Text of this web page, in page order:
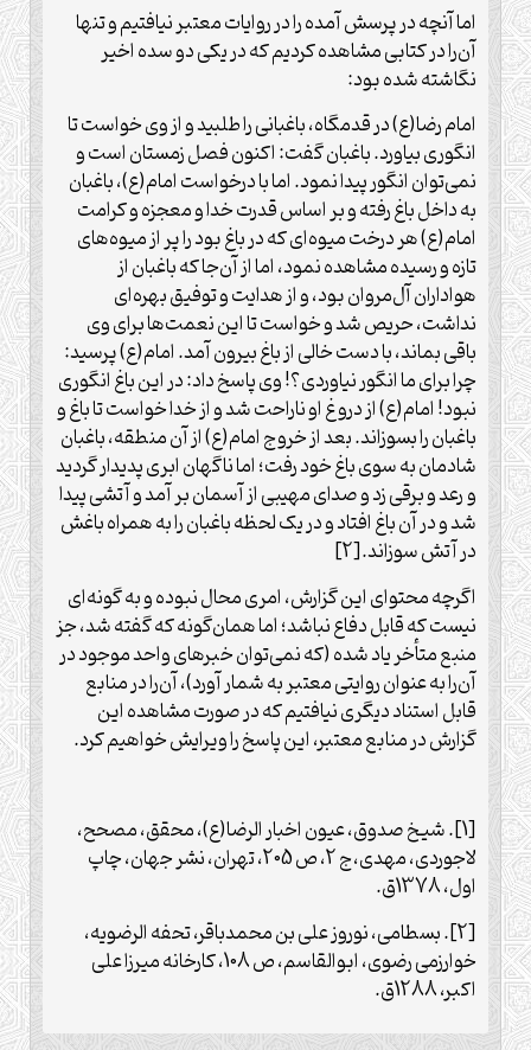
اما آنچه در پرسش آمده را در روایات معتبر نیافتیم و تنها
آن‌را در کتابی مشاهده کردیم که در یکی دو سده اخیر
نگاشته شده بود:
امام رضا(ع) در قدمگاه، باغبانی را طلبید و از وی خواست تا
انگوری بیاورد. باغبان گفت: اکنون فصل زمستان است و
نمی‌توان انگور پیدا نمود. اما با درخواست امام(ع)، باغبان
به داخل باغ رفته و بر اساس قدرت خدا و معجزه و کرامت
امام(ع) هر درخت میوه‌ای که در باغ بود را پر از میوه‌های
تازه و رسیده مشاهده نمود، اما از آن‌جا که باغبان از
هواداران آل‌مروان بود، و از هدایت و توفیق بهره‌ای
نداشت، حریص شد و خواست تا این نعمت‌ها برای وی
باقی بماند، با دست خالی از باغ بیرون آمد. امام(ع) پرسید:
چرا برای ما انگور نیاوردی؟! وی پاسخ داد: در این باغ انگوری
نبود! امام(ع) از دروغ او ناراحت شد و از خدا خواست تا باغ و
باغبان را بسوزاند. بعد از خروج امام(ع) از آن منطقه، باغبان
شادمان به سوی باغ خود رفت؛ اما ناگهان ابری پدیدار گردید
و رعد و برقی زد و صدای مهیبی از آسمان بر آمد و آتشی پیدا
شد و در آن باغ افتاد و در یک لحظه باغبان را به همراه باغش
در آتش سوزاند.[2]
اگرچه محتوای این گزارش، امری محال نبوده و به گونه‌ای
نیست که قابل دفاع نباشد؛ اما همان‌گونه که گفته شد، جز
منبع متأخر یاد شده (که نمی‌توان خبرهای واحد موجود در
آن‌را به عنوان روایتی معتبر به شمار آورد)، آن‌را در منابع
قابل استناد دیگری نیافتیم که در صورت مشاهده این
گزارش در منابع معتبر، این پاسخ را ویرایش خواهیم کرد.
[1]. شیخ صدوق، عیون اخبار الرضا(ع)، محقق، مصحح،
لاجوردی، مهدی،ج ‏2، ص 205، تهران، نشر جهان، چاپ
اول، 1378ق.
[2]. بسطامی، نوروز علی بن محمدباقر، تحفه الرضویه،
خوارزمی رضوی، ابوالقاسم، ص 108، کارخانه میرزا علی
اکبر، 1288ق.